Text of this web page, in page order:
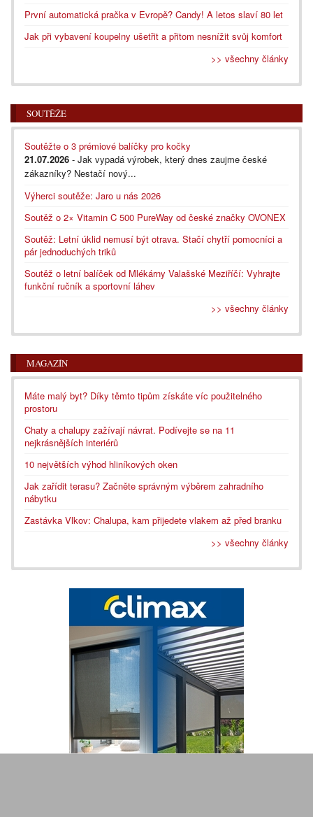
První automatická pračka v Evropě? Candy! A letos slaví 80 let
Jak při vybavení koupelny ušetřit a přitom nesnížit svůj komfort
>> všechny články
SOUTĚŽE
Soutěžte o 3 prémiové balíčky pro kočky
21.07.2026 - Jak vypadá výrobek, který dnes zaujme české
zákazníky? Nestačí nový...
Výherci soutěže: Jaro u nás 2026
Soutěž o 2× Vitamin C 500 PureWay od české značky OVONEX
Soutěž: Letní úklid nemusí být otrava. Stačí chytří pomocníci a
pár jednoduchých triků
Soutěž o letní balíček od Mlékárny Valašské Meziříčí: Vyhrajte
funkční ručník a sportovní láhev
>> všechny články
MAGAZÍN
Máte malý byt? Díky těmto tipům získáte víc použitelného
prostoru
Chaty a chalupy zažívají návrat. Podívejte se na 11
nejkrásnějších interiérů
10 největších výhod hliníkových oken
Jak zařídit terasu? Začněte správným výběrem zahradního
nábytku
Zastávka Vlkov: Chalupa, kam přijedete vlakem až před branku
>> všechny články